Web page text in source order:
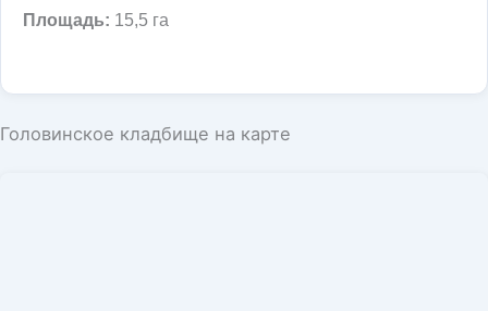
Площадь: 15,5 га
Головинское кладбище на карте